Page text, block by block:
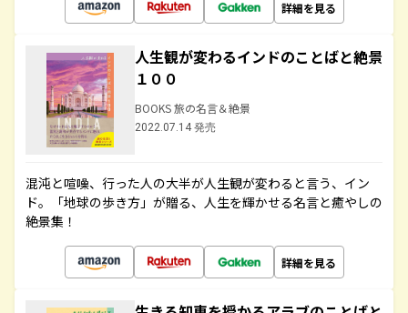
詳細を見る
人生観が変わるインドのことばと絶景
１００
BOOKS 旅の名言＆絶景
2022.07.14 発売
混沌と喧噪、行った人の大半が人生観が変わると言う、イン
ド。「地球の歩き方」が贈る、人生を輝かせる名言と癒やしの
絶景集！
詳細を見る